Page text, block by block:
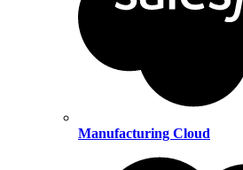
Manufacturing Cloud